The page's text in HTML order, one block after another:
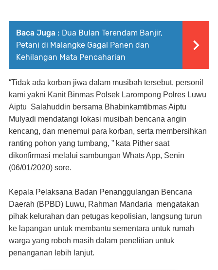
Baca Juga : Dua Bulan Terendam Banjir,
Petani di Malangke Gagal Panen dan
Kehilangan Mata Pencaharian
“Tidak ada korban jiwa dalam musibah tersebut, personil
kami yakni Kanit Binmas Polsek Larompong Polres Luwu
Aiptu Salahuddin bersama Bhabinkamtibmas Aiptu
Mulyadi mendatangi lokasi musibah bencana angin
kencang, dan menemui para korban, serta membersihkan
ranting pohon yang tumbang, ” kata Pither saat
dikonfirmasi melalui sambungan Whats App, Senin
(06/01/2020) sore.
Kepala Pelaksana Badan Penanggulangan Bencana
Daerah (BPBD) Luwu, Rahman Mandaria mengatakan
pihak kelurahan dan petugas kepolisian, langsung turun
ke lapangan untuk membantu sementara untuk rumah
warga yang roboh masih dalam penelitian untuk
penanganan lebih lanjut.